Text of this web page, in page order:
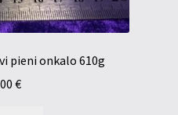
pieni onkalo 610g
€